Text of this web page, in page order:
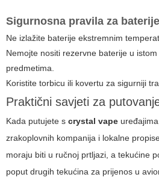
Sigurnosna pravila za baterije
Ne izlažite baterije ekstremnim
Nemojte nositi rezervne baterije u
predmetima.
Koristite torbicu ili kovertu za sigurniji
Praktični savjeti za
Kada putujete s crystal vape
zrakoplovnih kompanija i lokalne
moraju biti u ručnoj prtljazi, a tekućine
poput drugih tekućina za prijenos u